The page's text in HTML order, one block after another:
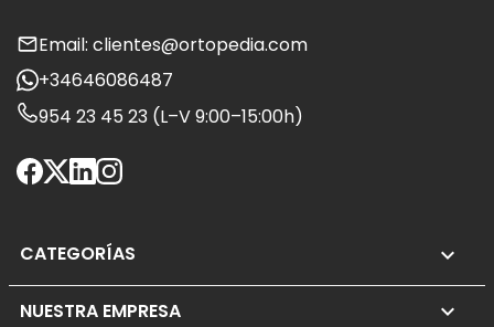
Email: clientes@ortopedia.com
+34646086487
954 23 45 23 (L–V 9:00–15:00h)
CATEGORÍAS 
NUESTRA EMPRESA 